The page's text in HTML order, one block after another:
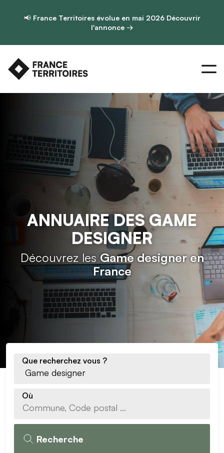
📢 France Territoires évolue en mai 2026 Découvrir
l'annonce →
ANNUAIRE DES GAME
DESIGNER
Découvrez les Game designer en
France
Que recherchez vous ?
Où
Recherche